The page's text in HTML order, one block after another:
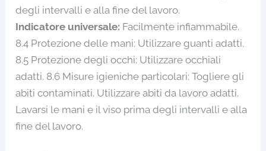
degli intervalli e alla fine del lavoro.
Indicatore universale: Facilmente infiammabile.
8.4 Protezione delle mani: Utilizzare guanti adatti.
8.5 Protezione degli occhi: Utilizzare occhiali
adatti. 8.6 Misure igieniche particolari: Togliere gli
abiti contaminati. Utilizzare abiti da lavoro adatti.
Lavarsi le mani e il viso prima degli intervalli e alla
fine del lavoro.